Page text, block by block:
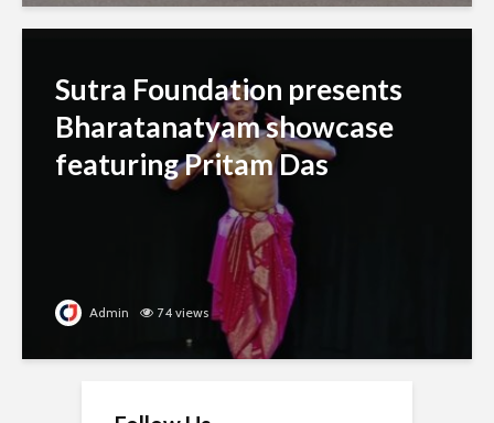
Sutra Foundation presents
Bharatanatyam showcase
featuring Pritam Das
Admin 74 views